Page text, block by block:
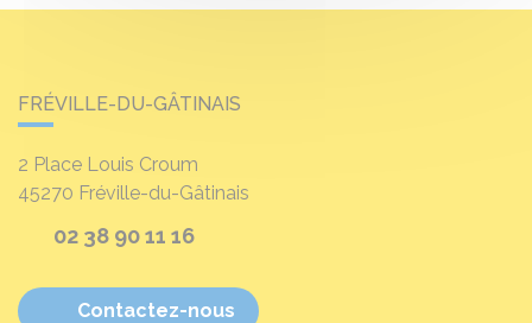
FRÉVILLE-DU-GÂTINAIS
2 Place Louis Croum
45270 Fréville-du-Gâtinais
02 38 90 11 16
Contactez-nous